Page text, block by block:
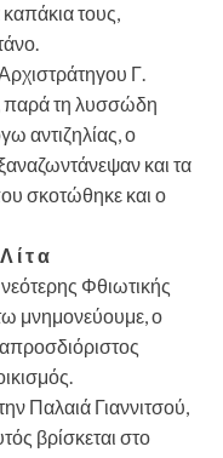
τους,
Γ.
παρά τη λυσσώδη
αντιζηλίας, ο
και τα
σκοτώθηκε και ο
ί τ α
Φθιωτικής
μνημονεύουμε, ο
Παλαιά Γιαννιτσού,
βρίσκεται στο